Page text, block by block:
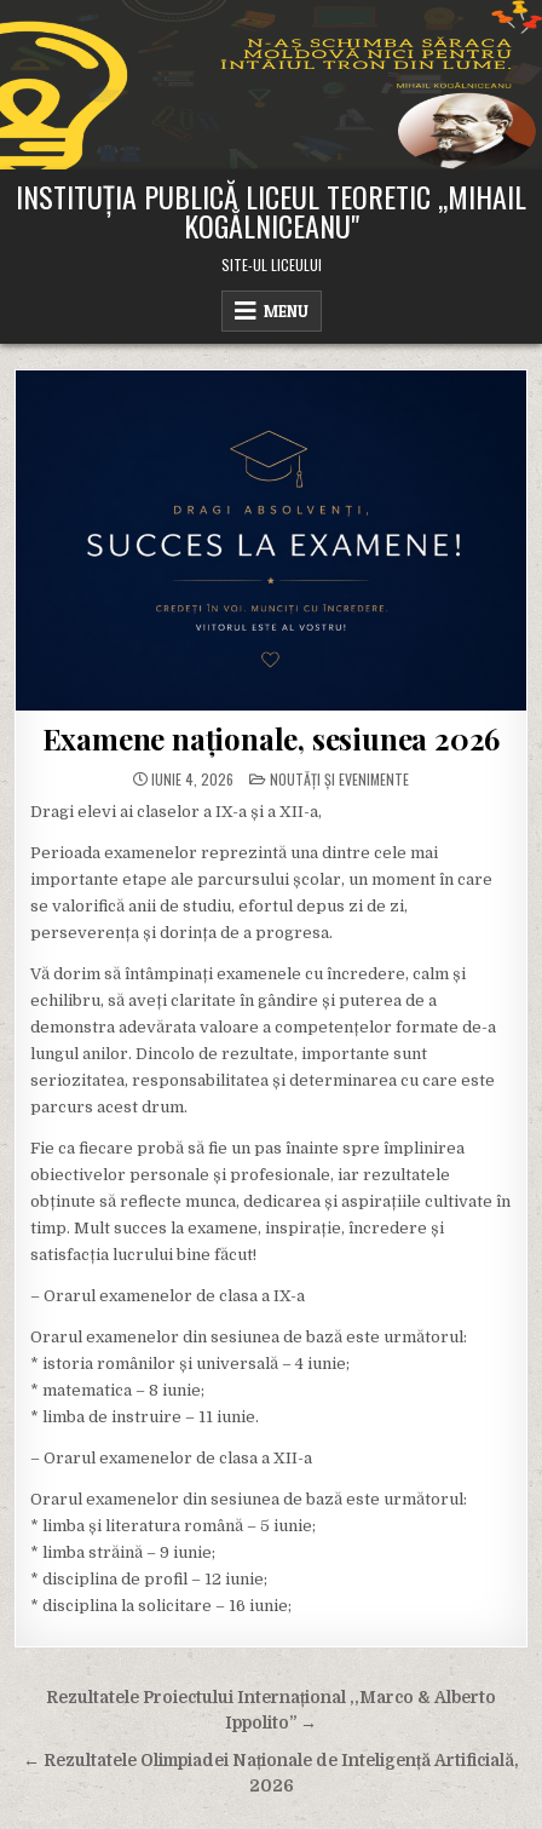
to
INSTITUȚIA PUBLICĂ LICEUL TEORETIC ,,MIHAIL
KOGĂLNICEANU"
SITE-UL LICEULUI
MENU
Examene naționale, sesiunea 2026
IUNIE 4, 2026 POSTED
IN
NOUTĂȚI ȘI EVENIMENTE
Dragi elevi ai claselor a IX-a și a XII-a,
Perioada examenelor reprezintă una dintre cele mai
importante etape ale parcursului școlar, un moment în care
se valorifică anii de studiu, efortul depus zi de zi,
perseverența și dorința de a progresa.
Vă dorim să întâmpinați examenele cu încredere, calm și
echilibru, să aveți claritate în gândire și puterea de a
demonstra adevărata valoare a competențelor formate de-a
lungul anilor. Dincolo de rezultate, importante sunt
seriozitatea, responsabilitatea și determinarea cu care este
parcurs acest drum.
Fie ca fiecare probă să fie un pas înainte spre împlinirea
obiectivelor personale și profesionale, iar rezultatele
obținute să reflecte munca, dedicarea și aspirațiile cultivate în
timp. Mult succes la examene, inspirație, încredere și
satisfacția lucrului bine făcut!
– Orarul examenelor de clasa a IX-a
Orarul examenelor din sesiunea de bază este următorul:
* istoria românilor și universală – 4 iunie;
* matematica – 8 iunie;
* limba de instruire – 11 iunie.
– Orarul examenelor de clasa a XII-a
Orarul examenelor din sesiunea de bază este următorul:
* limba și literatura română – 5 iunie;
* limba străină – 9 iunie;
* disciplina de profil – 12 iunie;
* disciplina la solicitare – 16 iunie;
Navigare
articole
Rezultatele Proiectului Internațional ,,Marco & Alberto
Ippolito” →
← Rezultatele Olimpiadei Naționale de Inteligență Artificială,
2026